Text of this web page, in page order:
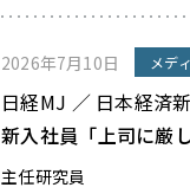
2026年7月10日 メデ
日経MJ ／ 日本経済
新入社員「上司に厳
主任研究員